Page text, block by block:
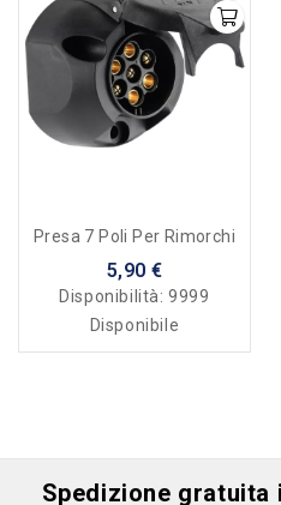
Presa 7 Poli Per Rimorchi
5,90 €
Disponibilità:9999
Disponibile
Spedizione